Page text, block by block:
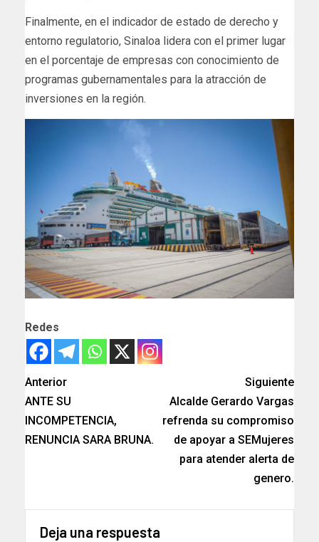
Finalmente, en el indicador de estado de derecho y
entorno regulatorio, Sinaloa lidera con el primer lugar
en el porcentaje de empresas con conocimiento de
programas gubernamentales para la atracción de
inversiones en la región.
Redes
Anterior
ANTE SU
INCOMPETENCIA,
RENUNCIA SARA BRUNA.
Siguiente
Alcalde Gerardo Vargas
refrenda su compromiso
de apoyar a SEMujeres
para atender alerta de
genero.
Deja una respuesta